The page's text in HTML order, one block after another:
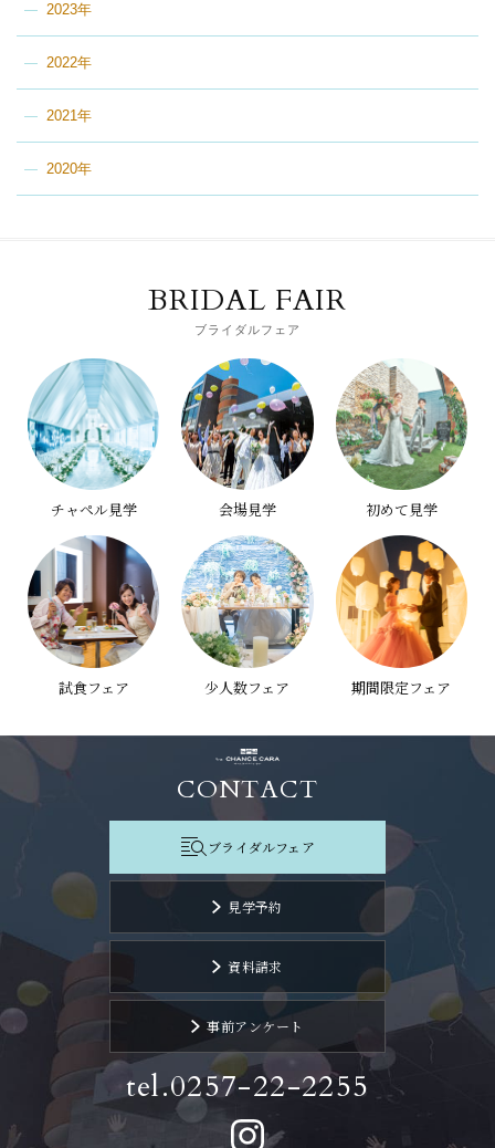
2023年
2022年
2021年
2020年
BRIDAL FAIR
ブライダルフェア
チャペル見学 会場見学 初めて見学
試食フェア 少人数フェア 期間限定フェア
CONTACT
ブライダルフェア
見学予約
資料請求
事前アンケート
tel.0257-22-2255